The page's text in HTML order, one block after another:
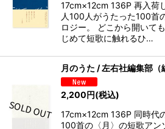
17cm×12cm 136P 再入荷
人100人がうたった100首
ロジー。 どこから開いて
じめて短歌に触れるひ…
月のうた / 左右社編集部（
2,200円(税込)
17cm×12cm 136P 同時代
100首の〈月〉の短歌アン